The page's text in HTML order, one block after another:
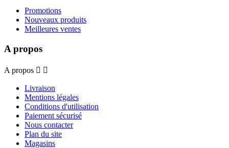
Promotions
Nouveaux produits
Meilleures ventes
A propos
A propos  
Livraison
Mentions légales
Conditions d'utilisation
Paiement sécurisé
Nous contacter
Plan du site
Magasins